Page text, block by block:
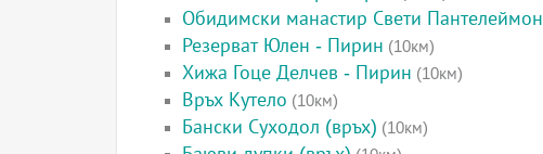
Обидимски манастир Свети Пантелеймон
Резерват Юлен - Пирин (10км)
Хижа Гоце Делчев - Пирин (10км)
Връх Кутело (10км)
Бански Суходол (връх) (10км)